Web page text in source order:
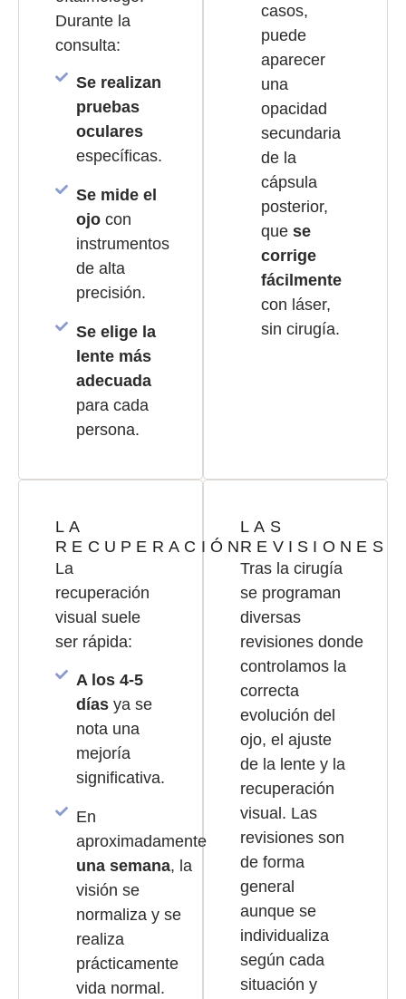
Durante la
consulta:
Se realizan
pruebas
oculares
específicas.
Se mide el
ojocon
instrumentos
de alta
precisión.
Se elige la
lente más
adecuada
para cada
persona.
casos,
puede
aparecer
una
opacidad
secundaria
de la
cápsula
posterior,
que se
corrige
fácilmente
con láser,
sin cirugía.
LA
RECUPERACIÓN
La
recuperación
visual suele
ser rápida:
A los 4-5
díasya se
nota una
mejoría
significativa.
En
aproximadamente
una semana, la
visión se
normaliza y se
realiza
prácticamente
vida normal.
LAS
REVISIONES
Tras la cirugía
se programan
diversas
revisiones donde
controlamos la
correcta
evolución del
ojo, el ajuste
de la lente y la
recuperación
visual. Las
revisiones son
de forma
general
aunque se
individualiza
según cada
situación y